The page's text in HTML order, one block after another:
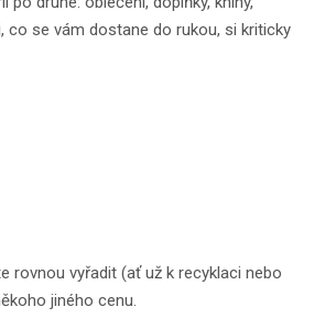
co se vám dostane do rukou, si kriticky
rovnou vyřadit (ať už k recyklaci nebo
jiného cenu.